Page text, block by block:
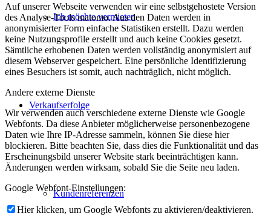
Ich möchte vermieten
Verkaufserfolge
Kundenreferenzen
Auf unserer Webseite verwenden wir eine selbstgehostete Version
des Analyse-Tools matomo. Aus den Daten werden in
anonymisierter Form einfache Statistiken erstellt. Dazu werden
keine Nutzungsprofile erstellt und auch keine Cookies gesetzt.
Sämtliche erhobenen Daten werden vollständig anonymisiert auf
diesem Webserver gespeichert. Eine persönliche Identifizierung
eines Besuchers ist somit, auch nachträglich, nicht möglich.
Andere externe Dienste
Wir verwenden auch verschiedene externe Dienste wie Google
Webfonts. Da diese Anbieter möglicherweise personenbezogene
Daten wie Ihre IP-Adresse sammeln, können Sie diese hier
blockieren. Bitte beachten Sie, dass dies die Funktionalität und das
Erscheinungsbild unserer Website stark beeinträchtigen kann.
Änderungen werden wirksam, sobald Sie die Seite neu laden.
Google Webfont-Einstellungen:
Hier klicken, um Google Webfonts zu aktivieren/deaktivieren.